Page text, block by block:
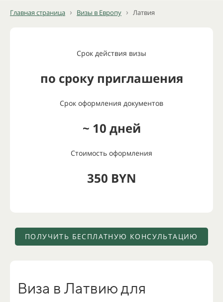
Главная страница › Визы в Европу › Латвия
Срок действия визы
по сроку приглашения
Срок оформления документов
~ 10 дней
Стоимость оформления
350 BYN
ПОЛУЧИТЬ БЕСПЛАТНУЮ КОНСУЛЬТАЦИЮ
Виза в Латвию для